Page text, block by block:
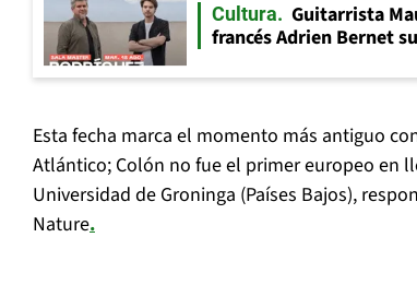
Cultura
Guitarrista
francés Adrien Bernet
Esta fecha marca el momento más antiguo
Atlántico; Colón no fue el primer europeo en
Universidad de Groninga (Países Bajos),
Nature.